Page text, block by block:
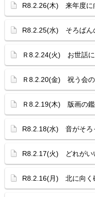
R8.2.26(木) 来年度に
R8.2.25(水) そろばん
Ｒ8.2.24(火) お世話
Ｒ8.2.20(金) 祝う会
Ｒ8.2.19(木) 版画の
R8.2.18(水) 音がそろ
R8.2.17(火) どれがい
R8.2.16(月) 北に向く